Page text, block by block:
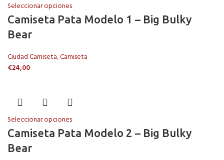
Seleccionar opciones
Camiseta Pata Modelo 1 – Big Bulky
Bear
Ciudad Camiseta,Camiseta
€24,00
Seleccionar opciones
Camiseta Pata Modelo 2 – Big Bulky
Bear